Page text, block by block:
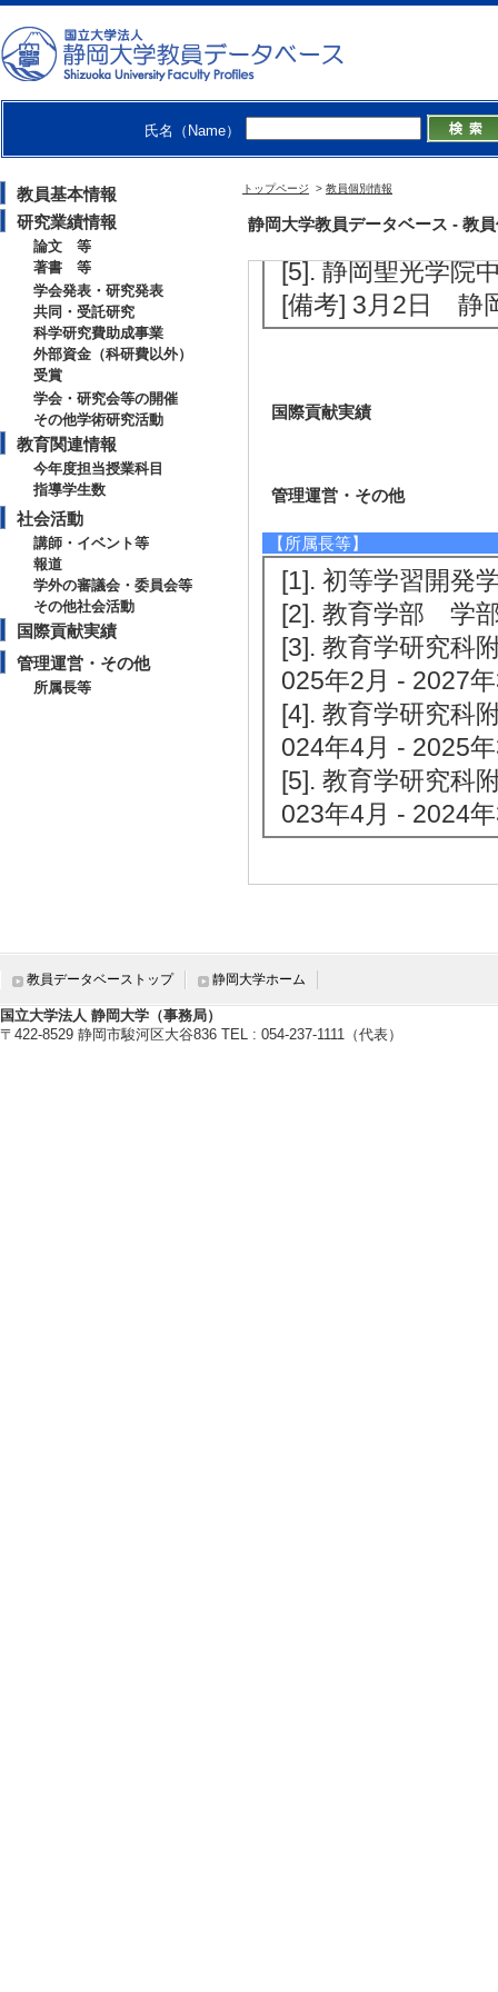
氏名（Name）
教員基本情報
研究業績情報
論文 等
著書 等
学会発表・研究発表
共同・受託研究
科学研究費助成事業
外部資金（科研費以外）
受賞
学会・研究会等の開催
その他学術研究活動
教育関連情報
今年度担当授業科目
指導学生数
社会活動
講師・イベント等
報道
学外の審議会・委員会等
その他社会活動
国際貢献実績
管理運営・その他
所属長等
トップページ > 教員個別情報
静岡大学教員データベース - 教
派遣、及び高校
（2023年5月 -
[備考] 打ち合わせ
学校 9月25日、
シアムより高大
の支援を受けた
[5]. 静岡聖光学院
[備考] 3月2日 静
国際貢献実績
管理運営・その他
【所属長等】
[1]. 初等学習開発
[2]. 教育学部 学
[3]. 教育学研究科
025年2月 - 2027
[4]. 教育学研究科
024年4月 - 2025
[5]. 教育学研究科
023年4月 - 2024
教員データベーストップ 静岡大学ホーム
国立大学法人 静岡大学（事務局）
〒422-8529 静岡市駿河区大谷836 TEL : 054-237-1111（代表）